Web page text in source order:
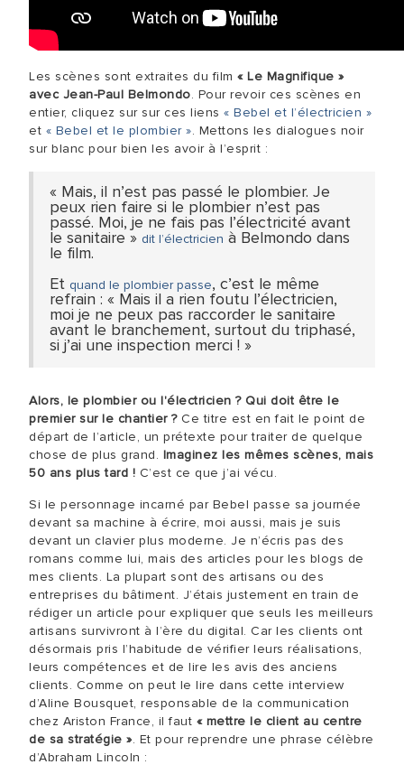
Les scènes sont extraites du film « Le Magnifique »
avec Jean-Paul Belmondo. Pour revoir ces scènes en
entier, cliquez sur sur ces liens « Bebel et l’électricien »
et « Bebel et le plombier ». Mettons les dialogues noir
sur blanc pour bien les avoir à l’esprit :
« Mais, il n’est pas passé le plombier. Je
peux rien faire si le plombier n’est pas
passé. Moi, je ne fais pas l’électricité avant
le sanitaire » dit l’électricien à Belmondo dans
le film.
Et quand le plombier passe, c’est le même
refrain : « Mais il a rien foutu l’électricien,
moi je ne peux pas raccorder le sanitaire
avant le branchement, surtout du triphasé,
si j’ai une inspection merci ! »
Alors, le plombier ou l'électricien ? Qui doit être le
premier sur le chantier ?Ce titre est en fait le point de
départ de l’article, un prétexte pour traiter de quelque
chose de plus grand. Imaginez les mêmes scènes, mais
50 ans plus tard ! C’est ce que j’ai vécu.
Si le personnage incarné par Bebel passe sa journée
devant sa machine à écrire, moi aussi, mais je suis
devant un clavier plus moderne. Je n’écris pas des
romans comme lui, mais des articles pour les blogs de
mes clients. La plupart sont des artisans ou des
entreprises du bâtiment. J’étais justement en train de
rédiger un article pour expliquer que seuls les meilleurs
artisans survivront à l’ère du digital. Car les clients ont
désormais pris l’habitude de vérifier leurs réalisations,
leurs compétences et de lire les avis des anciens
clients. Comme on peut le lire dans cette interview
d’Aline Bousquet, responsable de la communication
chez Ariston France, il faut « mettre le client au centre
de sa stratégie ». Et pour reprendre une phrase célèbre
d’Abraham Lincoln :